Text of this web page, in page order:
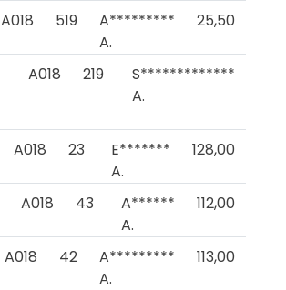
A018 519
A*********
A.
25,50
A018 219
S*************
A.
A018 23
E*******
A.
128,00
A018 43
A******
A.
112,00
A018 42
A*********
A.
113,00